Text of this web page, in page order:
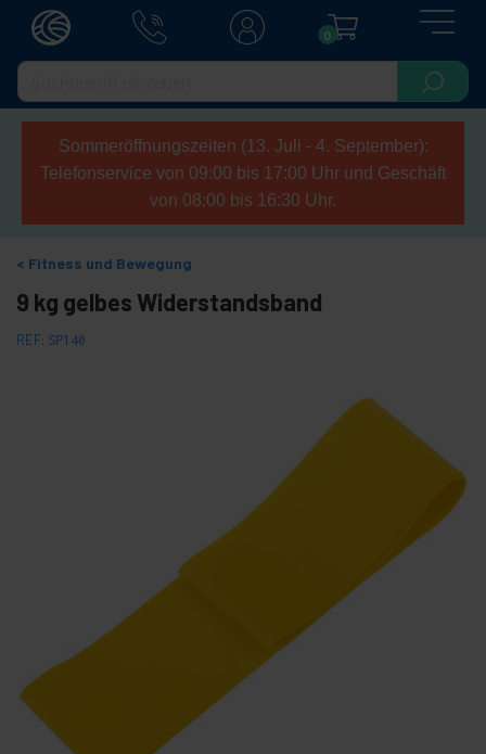
0
Sommeröffnungszeiten (13. Juli - 4. September):
Telefonservice von 09:00 bis 17:00 Uhr und Geschäft
von 08:00 bis 16:30 Uhr.
Fitness und Bewegung
9 kg gelbes Widerstandsband
REF: SP140